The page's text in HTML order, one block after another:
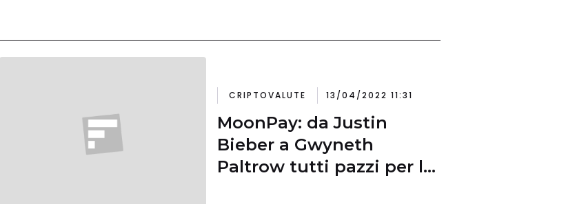
CRIPTOVALUTE 13/04/2022 11:31
MoonPay: da Justin
Bieber a Gwyneth
Paltrow tutti pazzi per la